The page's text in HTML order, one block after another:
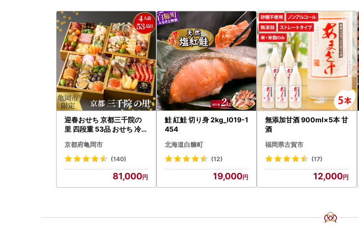
迎春おせち 京都三千院の
里 四段重 53品 おせち 冷蔵
京都府亀岡市
(140)
81,000
鮭 紅鮭 切り身 2kg_I019-1
454
北海道白糠町
(12)
19,000
無添加甘酒 900ml×5本 甘
酒
福岡県古賀市
(17)
12,000